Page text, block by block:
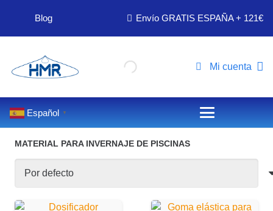
Blog Envío GRATIS ESPAÑA + 121€
Mi cuenta
Español ▼
MATERIAL PARA INVERNAJE DE PISCINAS